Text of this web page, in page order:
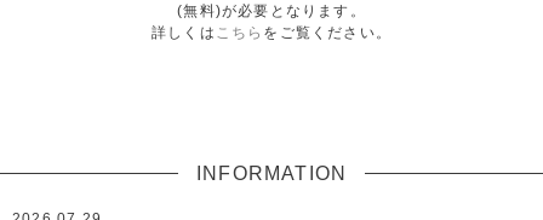
(無料)が必要となります。
詳しくは こちら をご覧ください。
INFORMATION